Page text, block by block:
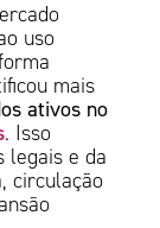
uso
mais
ativos no
. Isso
legais e da
circulação